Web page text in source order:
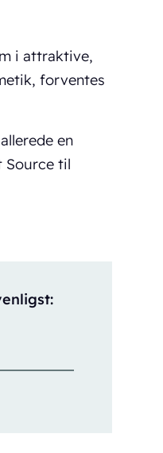
i attraktive,
forventes
en
Source til